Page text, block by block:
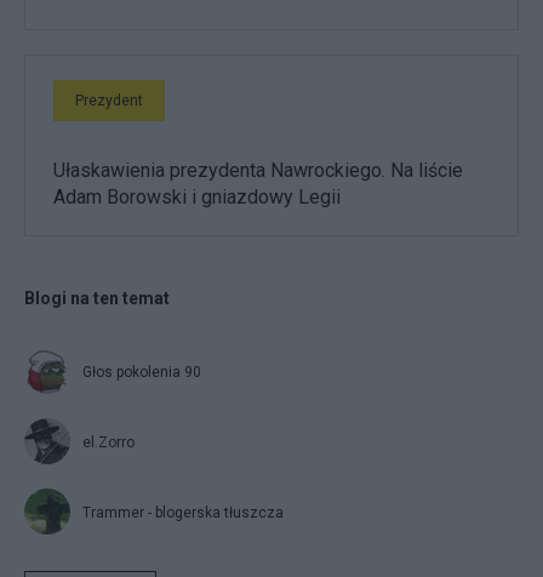
Prezydent
Ułaskawienia prezydenta Nawrockiego. Na liście
Adam Borowski i gniazdowy Legii
Blogi na ten temat
Głos pokolenia 90
el.Zorro
Trammer - blogerska tłuszcza